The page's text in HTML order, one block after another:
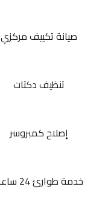
صيانة تكييف مركزي
تنظيف دكتات
إصلاح كمبروسر
خدمة طوارئ 24 ساعة